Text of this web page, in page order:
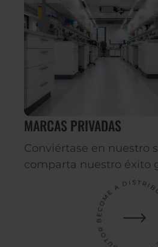
MARCAS PRIVADAS
Conviértase en nuestro
comparta nuestro éxito